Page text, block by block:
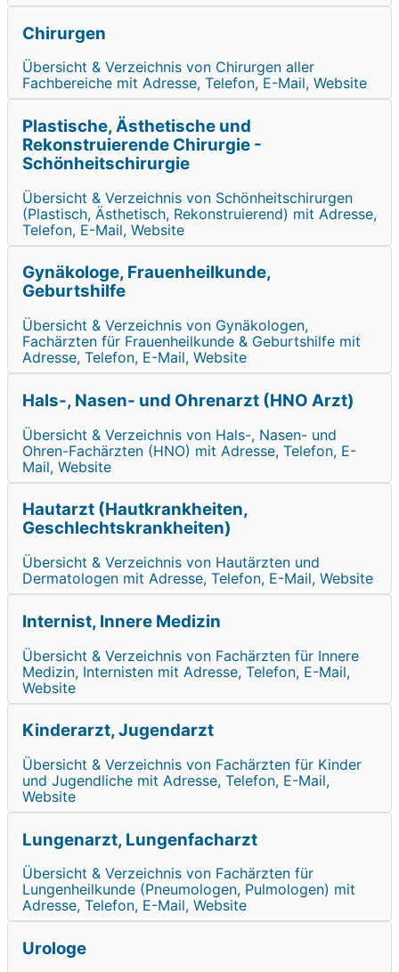
Chirurgen
Übersicht & Verzeichnis von Chirurgen aller
Fachbereiche mit Adresse, Telefon, E-Mail, Website
Plastische, Ästhetische und
Rekonstruierende Chirurgie -
Schönheitschirurgie
Übersicht & Verzeichnis von Schönheitschirurgen
(Plastisch, Ästhetisch, Rekonstruierend) mit Adresse,
Telefon, E-Mail, Website
Gynäkologe, Frauenheilkunde,
Geburtshilfe
Übersicht & Verzeichnis von Gynäkologen,
Fachärzten für Frauenheilkunde & Geburtshilfe mit
Adresse, Telefon, E-Mail, Website
Hals-, Nasen- und Ohrenarzt (HNO Arzt)
Übersicht & Verzeichnis von Hals-, Nasen- und
Ohren-Fachärzten (HNO) mit Adresse, Telefon, E-
Mail, Website
Hautarzt (Hautkrankheiten,
Geschlechtskrankheiten)
Übersicht & Verzeichnis von Hautärzten und
Dermatologen mit Adresse, Telefon, E-Mail, Website
Internist, Innere Medizin
Übersicht & Verzeichnis von Fachärzten für Innere
Medizin, Internisten mit Adresse, Telefon, E-Mail,
Website
Kinderarzt, Jugendarzt
Übersicht & Verzeichnis von Fachärzten für Kinder
und Jugendliche mit Adresse, Telefon, E-Mail,
Website
Lungenarzt, Lungenfacharzt
Übersicht & Verzeichnis von Fachärzten für
Lungenheilkunde (Pneumologen, Pulmologen) mit
Adresse, Telefon, E-Mail, Website
Urologe